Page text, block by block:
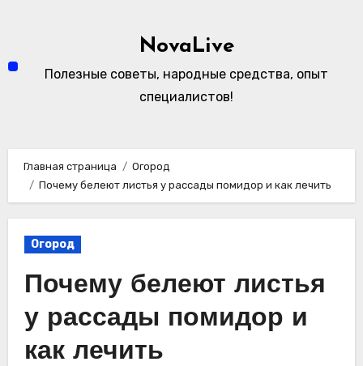
NovaLive
Полезные советы, народные средства, опыт
специалистов!
Главная страница
Огород
Почему белеют листья у рассады помидор и как лечить
Огород
Почему белеют листья
у рассады помидор и
как лечить